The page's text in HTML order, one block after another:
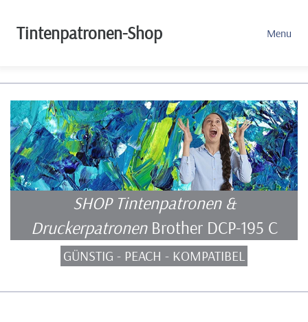
Tintenpatronen-Shop Menu
SHOP Tintenpatronen &
Druckerpatronen Brother DCP-195 C
GÜNSTIG - PEACH - KOMPATIBEL